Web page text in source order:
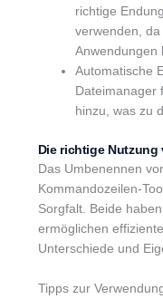
richtige
verwenden,
Anwendungen
Automatische
Dateimanager
hinzu, was zu
Die richtige
Das Umbenennen
Kommandozeilen-
Sorgfalt. Beide
ermöglichen
Unterschiede und
Tipps zur